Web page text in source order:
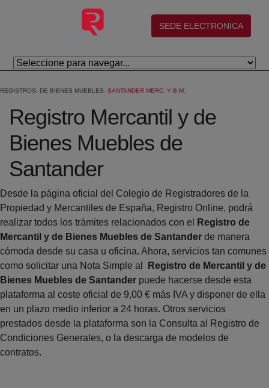
Salta al contingut principal
(abre en nueva ventana)
SEDE ELECTRONICA
REGISTROS DE BIENES MUEBLES SANTANDER MERC. Y B.M.
Registro Mercantil y de
Bienes Muebles de
Santander
Desde la página oficial del Colegio de Registradores de la
Propiedad y Mercantiles de España, Registro Online, podrá
realizar todos los trámites relacionados con el
Registro de
Mercantil y de Bienes Muebles de Santander de manera
cómoda desde su casa u oficina. Ahora, servicios tan comunes
como solicitar una Nota Simple al
Registro de Mercantil y de
Bienes Muebles de Santander puede hacerse desde esta
plataforma al coste oficial de 9,00 € más IVA y disponer de ella
en un plazo medio inferior a 24 horas. Otros servicios
prestados desde la plataforma son la Consulta al Registro de
Condiciones Generales, o la descarga de modelos de
contratos.